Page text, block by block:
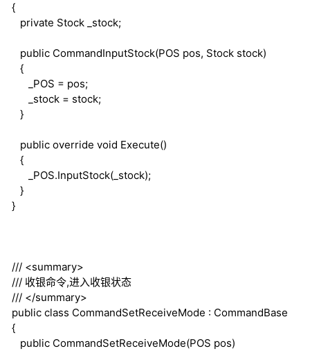
{
private Stock _stock;
public CommandInputStock(POS pos, Stock stock)
{
_POS = pos;
_stock = stock;
}
public override void Execute()
{
_POS.InputStock(_stock);
}
}
/// <summary>
/// 收银命令,进入收银状态
/// </summary>
public class CommandSetReceiveMode : CommandBase
{
public CommandSetReceiveMode(POS pos)